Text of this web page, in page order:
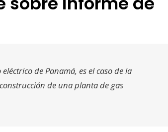
de Panamá, es el caso de la
de una planta de gas